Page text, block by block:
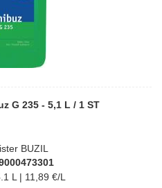
G 235 - 5,1 L / 1 ST
BUZIL
L | 11,89 €/L